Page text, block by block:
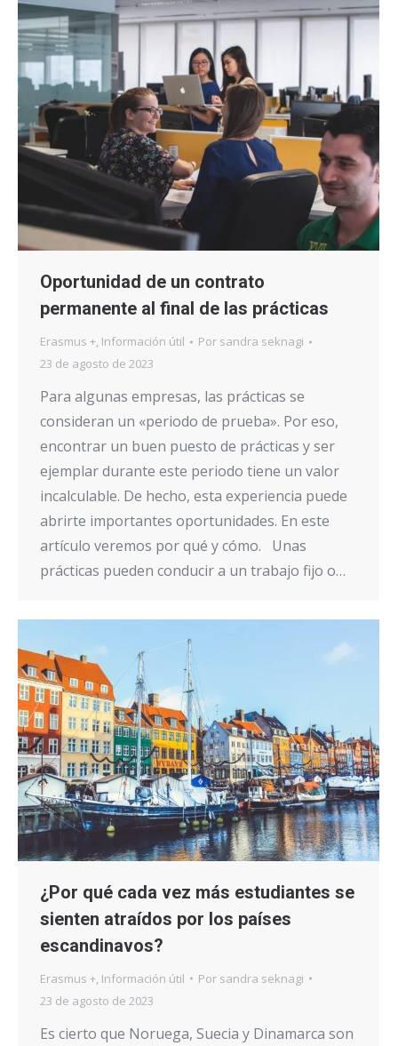
Oportunidad de un contrato
permanente al final de las prácticas
Erasmus +, Información útil Por sandra seknagi
23 de agosto de 2023
Para algunas empresas, las prácticas se
consideran un «periodo de prueba». Por eso,
encontrar un buen puesto de prácticas y ser
ejemplar durante este periodo tiene un valor
incalculable. De hecho, esta experiencia puede
abrirte importantes oportunidades. En este
artículo veremos por qué y cómo. Unas
prácticas pueden conducir a un trabajo fijo o…
¿Por qué cada vez más estudiantes se
sienten atraídos por los países
escandinavos?
Erasmus + Información útil Por sandra seknagi
23 de agosto de 2023
Es cierto que Noruega, Suecia y Dinamarca son